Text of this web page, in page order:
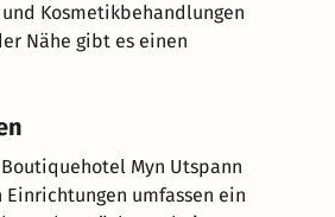
und Kosmetikbehandlungen
Nähe gibt es einen
Einrichtungen umfassen ein